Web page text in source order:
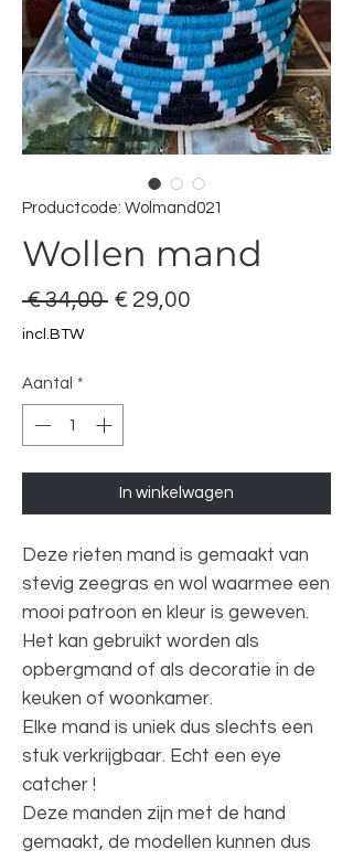
Productcode: Wolmand021
Wollen mand
€ 34,00 Normale
€ 29,00
incl.BTW
Aantal *
In winkelwagen
Deze rieten mand is gemaakt van
stevig zeegras en wol waarmee een
mooi patroon en kleur is geweven.
Het kan gebruikt worden als
opbergmand of als decoratie in de
keuken of woonkamer.
Elke mand is uniek dus slechts een
stuk verkrijgbaar. Echt een eye
catcher !
Deze manden zijn met de hand
gemaakt, de modellen kunnen dus